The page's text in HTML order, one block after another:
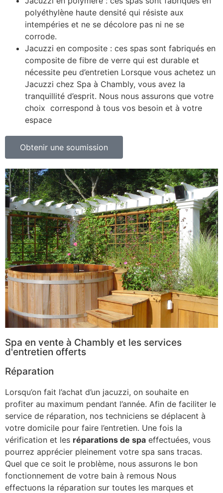
polyéthylène haute densité qui résiste aux
intempéries et ne se décolore pas ni ne se
corrode.
Jacuzzi en composite : ces spas sont fabriqués en
composite de fibre de verre qui est durable et
nécessite peu d’entretien Lorsque vous achetez un
Jacuzzi chez Spa à Chambly, vous avez la
tranquillité d’esprit. Nous nous assurons que votre
choix correspond à tous vos besoin et à votre
espace
Obtenir une soumission
Spa en vente à Chambly et les services
d'entretien offerts
Réparation
Lorsqu’on fait l’achat d’un jacuzzi, on souhaite en
profiter au maximum pendant l’année. Afin de faciliter le
service de réparation, nos techniciens se déplacent à
votre domicile pour faire l’entretien. Une fois la
vérification et les réparations de spa effectuées, vous
pourrez apprécier pleinement votre spa sans tracas.
Quel que ce soit le problème, nous assurons le bon
fonctionnement de votre bain à remous Nous
effectuons la réparation sur toutes les marques et